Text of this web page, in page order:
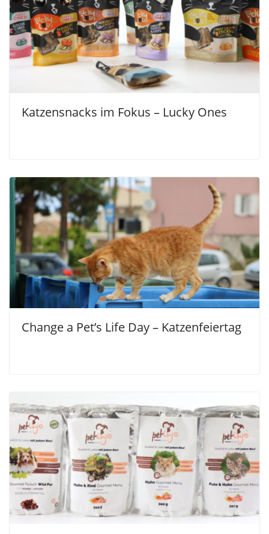
Katzensnacks im Fokus – Lucky Ones
Change a Pet’s Life Day – Katzenfeiertag